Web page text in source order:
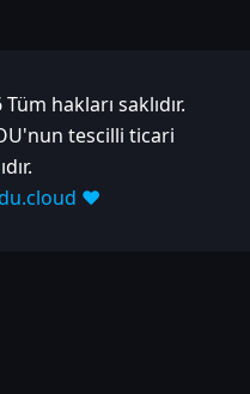
hakları saklıdır.
tescilli ticari
❤️